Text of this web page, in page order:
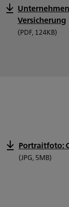
Versicherung
(PDF, 124KB)
Portraitfoto:
(JPG, 5MB)